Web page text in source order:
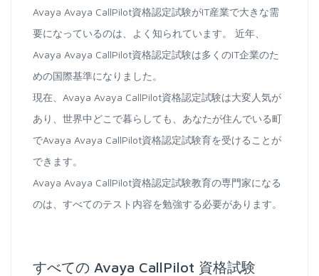
Avaya Avaya CallPilot資格認定試験がIT産業で大きな需
要になっているのは、よく知られています。 近年、
Avaya Avaya CallPilot資格認定試験は多くのIT企業のた
めの国際基準になりました。
現在、Avaya Avaya CallPilot資格認定試験は大変人気が
あり、世界中どこで暮らしても、あなたが住んでいる町
でAvaya Avaya CallPilot資格認定試験育を受けることが
できます。
Avaya Avaya CallPilot資格認定試験教育の専門家になる
のは、すべてのテスト内容を勉強する必要があります。
すべての Avaya CallPilot 資格試験